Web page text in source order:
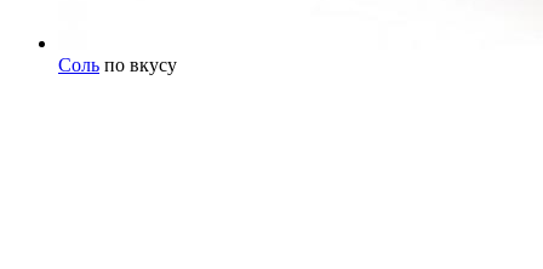
Соль по вкусу